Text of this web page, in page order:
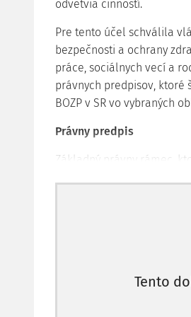
odvetvia činností.
Pre tento účel schválila
bezpečnosti a ochrany
práce, sociálnych vecí a
právnych predpisov, ktoré
BOZP v SR vo vybraných
Právny predpis
Základný právny rámec,
"Fyzická osoba môže
prevádzke len na
vykonávanie činnosti
právnickou osobou,
27 ods. 3 (ďalej len
Tento